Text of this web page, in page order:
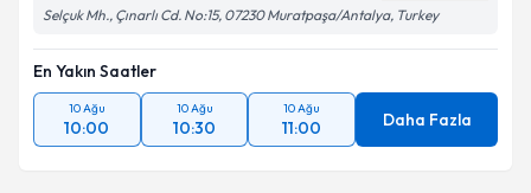
Selçuk Mh., Çınarlı Cd. No:15, 07230 Muratpaşa/Antalya, Turkey
En Yakın Saatler
10 Ağu
10:00
10 Ağu
10:30
10 Ağu
11:00 Daha Fazla